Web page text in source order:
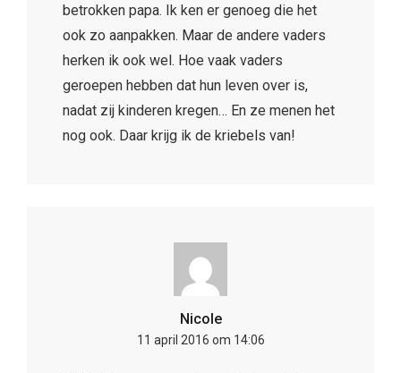
betrokken papa. Ik ken er genoeg die het
ook zo aanpakken. Maar de andere vaders
herken ik ook wel. Hoe vaak vaders
geroepen hebben dat hun leven over is,
nadat zij kinderen kregen… En ze menen het
nog ook. Daar krijg ik de kriebels van!
Nicole
11 april 2016 om 14:06